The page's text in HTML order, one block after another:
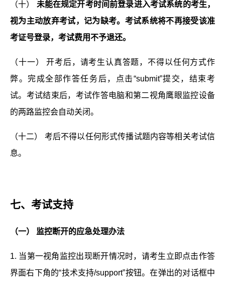
（十） 未能在规定开考时间前登录进入考试系统的考生，
视为主动放弃考试，记为缺考。考试系统将不再接受该准
考证号登录，考试费用不予退还。
（十一） 开考后，请考生认真答题，不得以任何方式作
弊。完成全部作答任务后，点击“submit”提交，结束考
试。考试结束后，考试作答电脑和第二视角鹰眼监控设备
的两路监控会自动关闭。
（十二） 考后不得以任何形式传播试题内容等相关考试信
息。
七、 考试支持
（一） 监控断开的应急处理办法
1. 当第一视角监控出现断开情况时，请考生立即点击作答
界面右下角的“技术支持/support”按钮。在弹出的对话框中